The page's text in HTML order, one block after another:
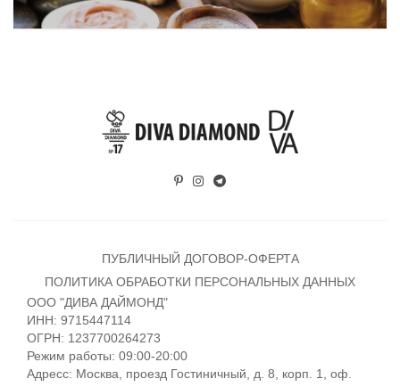
ПУБЛИЧНЫЙ ДОГОВОР-ОФЕРТА
ПОЛИТИКА ОБРАБОТКИ ПЕРСОНАЛЬНЫХ ДАННЫХ
ООО "ДИВА ДАЙМОНД"
ИНН: 9715447114
ОГРН: 1237700264273
Режим работы: 09:00-20:00
Адресс: Москва, проезд Гостиничный, д. 8, корп. 1, оф.